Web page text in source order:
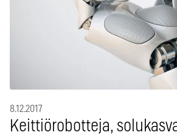
8.12.2017
Keittiörobotteja,